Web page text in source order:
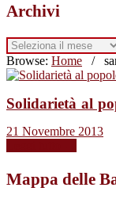
Archivi
Archivi
Browse: Home /
Solidarietà al
21 Novembre 2013
Mappa delle